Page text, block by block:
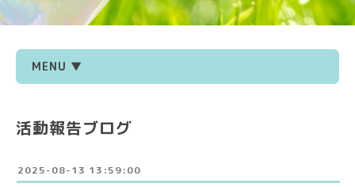
MENU ▼
活動報告ブログ
2025-08-13 13:59:00